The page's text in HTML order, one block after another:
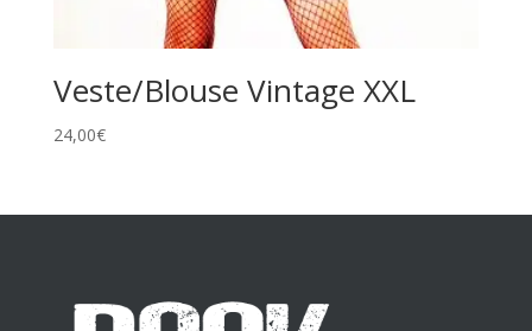
Veste/Blouse Vintage XXL
24,00€